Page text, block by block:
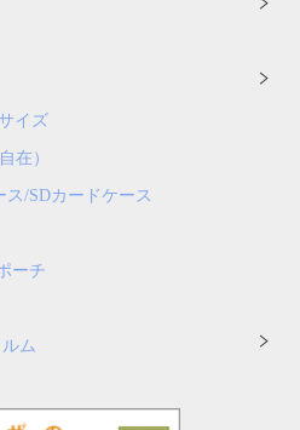
イズ
在）
ス/SDカードケース
ーチ
ム